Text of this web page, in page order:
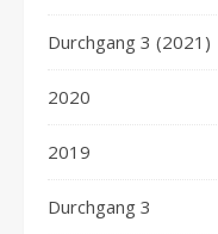
Durchgang 3 (2021)
2020
2019
Durchgang 3